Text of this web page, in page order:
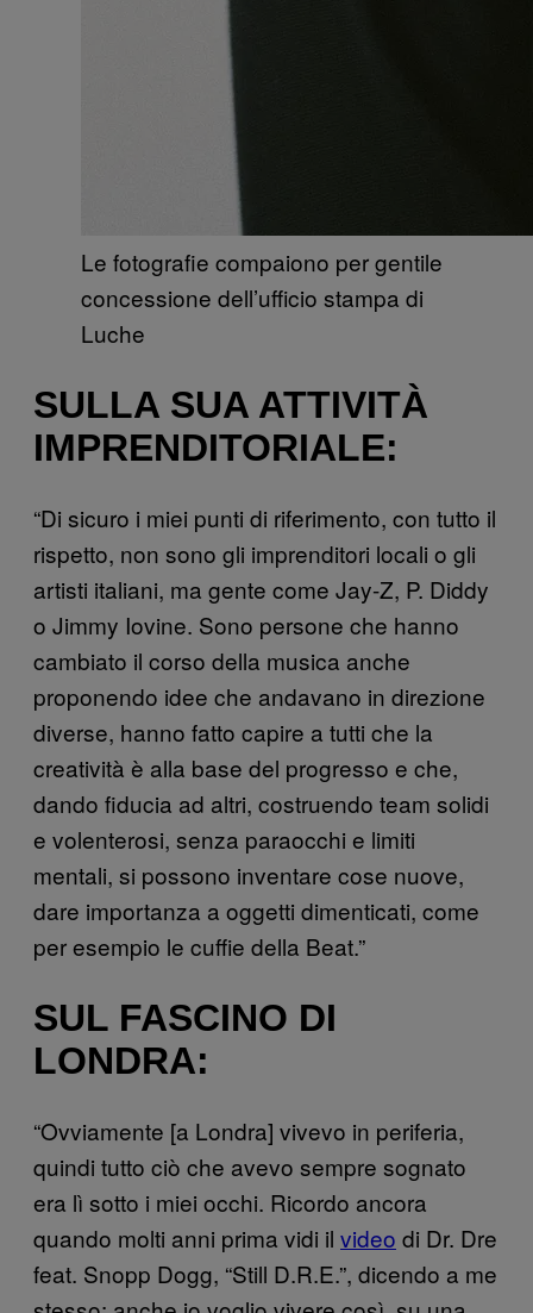
Le fotografie compaiono per gentile
concessione dell’ufficio stampa di
Luche
SULLA SUA ATTIVITÀ
IMPRENDITORIALE:
“Di sicuro i miei punti di riferimento, con tutto il
rispetto, non sono gli imprenditori locali o gli
artisti italiani, ma gente come Jay-Z, P. Diddy
o Jimmy Iovine. Sono persone che hanno
cambiato il corso della musica anche
proponendo idee che andavano in direzione
diverse, hanno fatto capire a tutti che la
creatività è alla base del progresso e che,
dando fiducia ad altri, costruendo team solidi
e volenterosi, senza paraocchi e limiti
mentali, si possono inventare cose nuove,
dare importanza a oggetti dimenticati, come
per esempio le cuffie della Beat.”
SUL FASCINO DI
LONDRA:
“Ovviamente [a Londra] vivevo in periferia,
quindi tutto ciò che avevo sempre sognato
era lì sotto i miei occhi. Ricordo ancora
quando molti anni prima vidi il video di Dr. Dre
feat. Snopp Dogg, “Still D.R.E.”, dicendo a me